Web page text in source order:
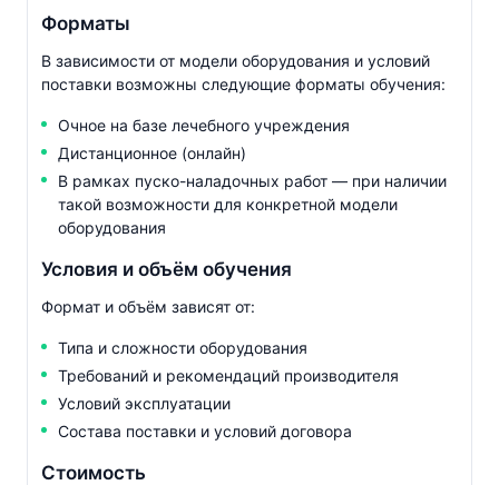
Форматы
В зависимости от модели оборудования и условий
поставки возможны следующие форматы обучения:
Очное на базе лечебного учреждения
Дистанционное (онлайн)
В рамках пуско-наладочных работ — при наличии
такой возможности для конкретной модели
оборудования
Условия и объём обучения
Формат и объём зависят от:
Типа и сложности оборудования
Требований и рекомендаций производителя
Условий эксплуатации
Состава поставки и условий договора
Стоимость